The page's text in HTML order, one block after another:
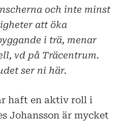
och inte minst
att öka
i trä, menar
vd på Träcentrum.
ser ni här.
haft en aktiv roll i
Johansson är mycket